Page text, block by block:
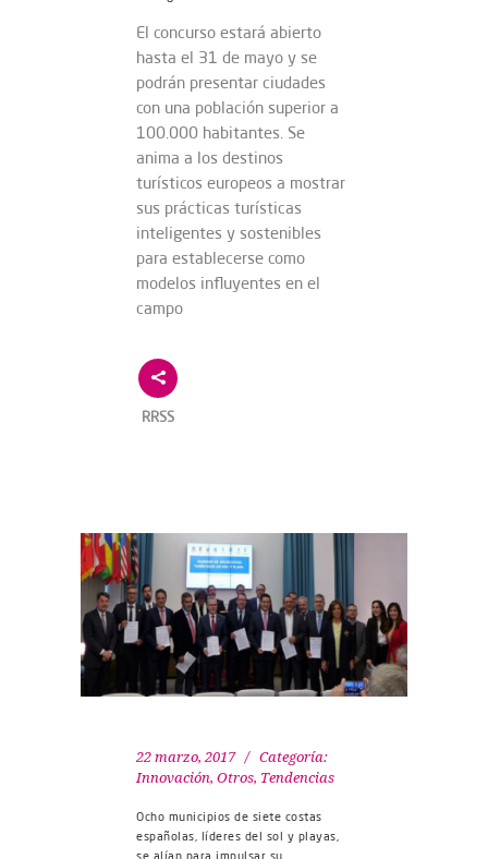
El concurso estará abierto
hasta el 31 de mayo y se
podrán presentar ciudades
con una población superior a
100.000 habitantes. Se
anima a los destinos
turísticos europeos a mostrar
sus prácticas turísticas
inteligentes y sostenibles
para establecerse como
modelos influyentes en el
campo
RRSS
22 marzo, 2017
Categoría:
Innovación, Otros, Tendencias
Ocho municipios de siete costas
españolas, líderes del sol y playas,